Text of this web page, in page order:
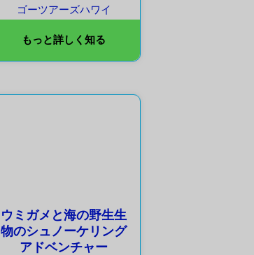
ゴーツアーズハワイ
もっと詳しく知る
ウミガメと海の野生生
物のシュノーケリング
アドベンチャー